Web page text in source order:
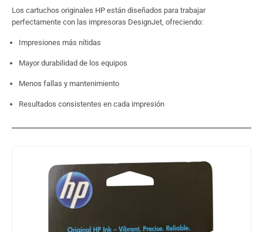
Los cartuchos originales HP están diseñados para trabajar
perfectamente con las impresoras DesignJet, ofreciendo:
Impresiones más nítidas
Mayor durabilidad de los equipos
Menos fallas y mantenimiento
Resultados consistentes en cada impresión